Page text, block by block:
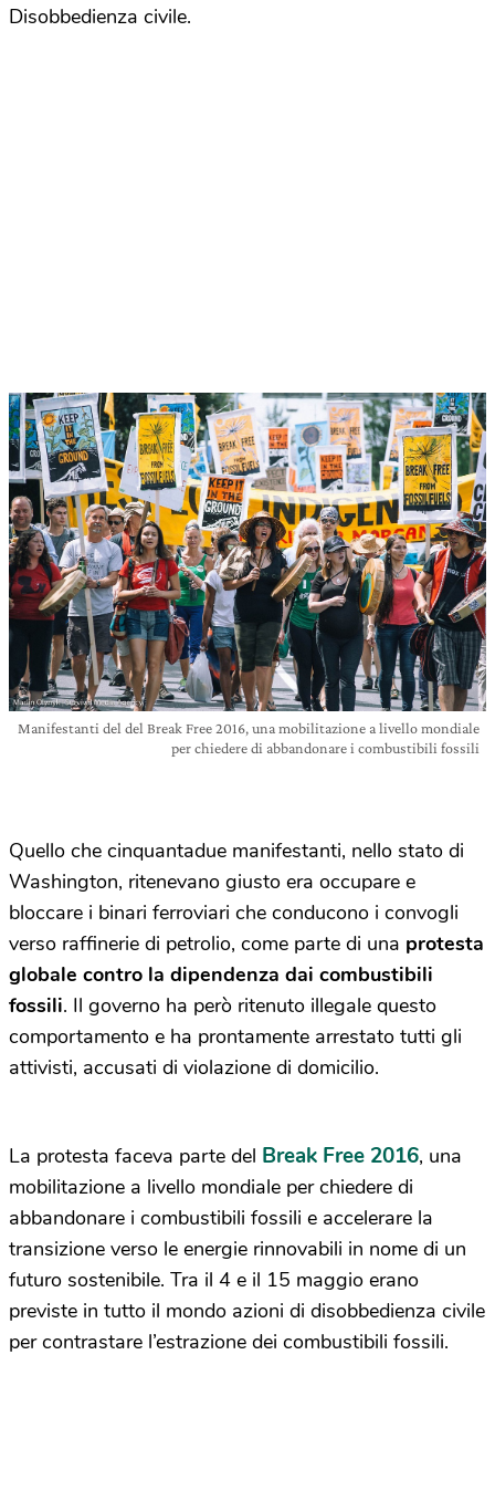
Disobbedienza civile.
Manifestanti del del Break Free 2016, una mobilitazione a livello mondiale
per chiedere di abbandonare i combustibili fossili
Quello che cinquantadue manifestanti, nello stato di
Washington, ritenevano giusto era occupare e
bloccare i binari ferroviari che conducono i convogli
verso raffinerie di petrolio, come parte di una protesta
globale contro la dipendenza dai combustibili
fossili. Il governo ha però ritenuto illegale questo
comportamento e ha prontamente arrestato tutti gli
attivisti, accusati di violazione di domicilio.
La protesta faceva parte del Break Free 2016, una
mobilitazione a livello mondiale per chiedere di
abbandonare i combustibili fossili e accelerare la
transizione verso le energie rinnovabili in nome di un
futuro sostenibile. Tra il 4 e il 15 maggio erano
previste in tutto il mondo azioni di disobbedienza civile
per contrastare l’estrazione dei combustibili fossili.